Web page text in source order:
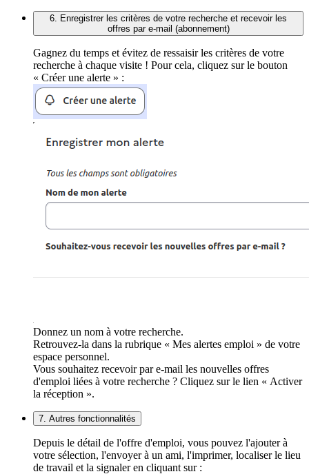
6. Enregistrer les critères de votre recherche et recevoir les
offres par e-mail (abonnement)
Gagnez du temps et évitez de ressaisir les critères de votre
recherche à chaque visite ! Pour cela, cliquez sur le bouton
« Créer une alerte » :
Donnez un nom à votre recherche.
Retrouvez-la dans la rubrique « Mes alertes emploi » de votre
espace personnel.
Vous souhaitez recevoir par e-mail les nouvelles offres
d'emploi liées à votre recherche ? Cliquez sur le lien « Activer
la réception ».
7. Autres fonctionnalités
Depuis le détail de l'offre d'emploi, vous pouvez l'ajouter à
votre sélection, l'envoyer à un ami, l'imprimer, localiser le lieu
de travail et la signaler en cliquant sur :